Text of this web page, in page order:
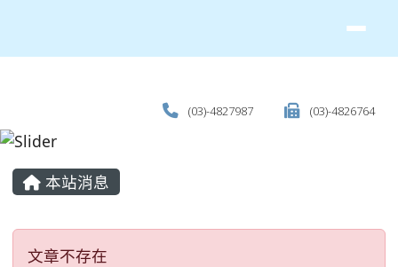
(03)-4827987 (03)-4826764
主內容區域
本站消息
文章不存在
文章不存在